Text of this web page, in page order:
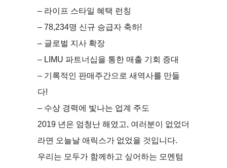
– 라이프 스타일 혜택 런칭
– 78,234명 신규 승급자 축하!
– 글로벌 지사 확장
– LIMU 파트너십을 통한 매출 기회 증대
– 기록적인 판매주간으로 새역사를 만들
다!
– 수상 경력에 빛나는 업계 주도
2019 년은 엄청난 해였고, 여러분이 없었더
라면 오늘날 애릭스가 없었을 것입니다.
우리는 모두가 함께하고 싶어하는 모멘텀